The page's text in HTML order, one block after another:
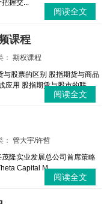
握交...
阅读全文
课程
： 期权课程
与股票的区别 股指期货与商品
应用 股指期赁与股市的联...
阅读全文
： 管大宇/许哲
隆实业发展总公司首席策略
Capital M...
阅读全文